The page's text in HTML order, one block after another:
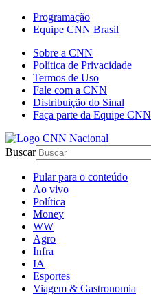
Programação
Equipe CNN Brasil
Sobre a CNN
Política de Privacidade
Termos de Uso
Fale com a CNN
Distribuição do Sinal
Faça parte da Equipe CNN
Buscar
Pular para o conteúdo
Ao vivo
Política
Money
WW
Agro
Infra
IA
Esportes
Viagem & Gastronomia